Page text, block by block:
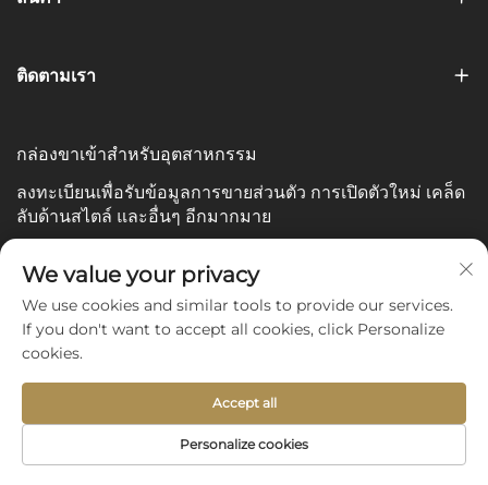
ติดตามเรา
กล่องขาเข้าสำหรับอุตสาหกรรม
ลงทะเบียนเพื่อรับข้อมูลการขายส่วนตัว การเปิดตัวใหม่ เคล็ด
ลับด้านสไตล์ และอื่นๆ อีกมากมาย
อีเมลของคุณ
Subscribe
Copyright © 2025 by Shijiazhuang Yishu Intelligence Tech
We value your privacy
We use cookies and similar tools to provide our services.
If you don't want to accept all cookies, click Personalize
cookies.
Personalize cookies
Accept all